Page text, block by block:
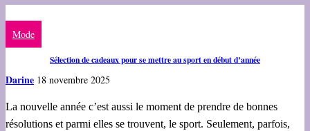
Mode
Sélection de cadeaux pour se mettre au sport en début d’année
Darine 18 novembre 2025
La nouvelle année c’est aussi le moment de prendre de bonnes
résolutions et parmi elles se trouvent, le sport. Seulement, parfois,